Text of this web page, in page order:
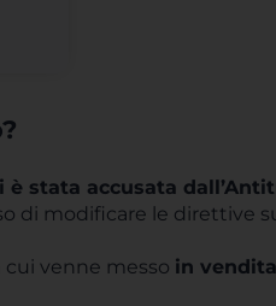
è stata accusata
di modificare le direttive
cui venne messo in